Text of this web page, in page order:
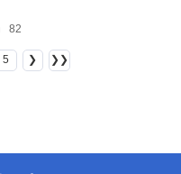
82
5 ❯ ❯❯